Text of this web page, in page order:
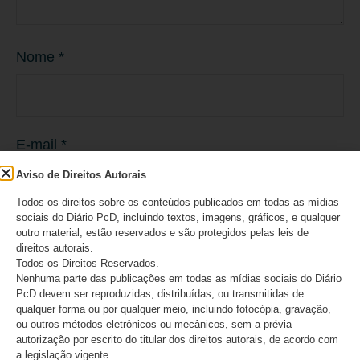
Nome *
E-mail *
Site
Salvar meus dados neste navegador para a
Aviso de Direitos Autorais
Todos os direitos sobre os conteúdos publicados em todas as mídias
sociais do Diário PcD, incluindo textos, imagens, gráficos, e qualquer
outro material, estão reservados e são protegidos pelas leis de
direitos autorais.
Todos os Direitos Reservados.
Nenhuma parte das publicações em todas as mídias sociais do Diário
PcD devem ser reproduzidas, distribuídas, ou transmitidas de
qualquer forma ou por qualquer meio, incluindo fotocópia, gravação,
ou outros métodos eletrônicos ou mecânicos, sem a prévia
autorização por escrito do titular dos direitos autorais, de acordo com
a legislação vigente.